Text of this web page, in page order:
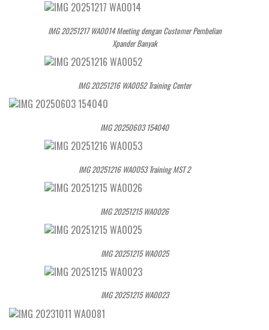
IMG 20251217 WA0014 Meeting dengan Customer Pembelian
Xpander Banyak
IMG 20251216 WA0052 Training Center
IMG 20250603 154040
IMG 20251216 WA0053 Training MST 2
IMG 20251215 WA0026
IMG 20251215 WA0025
IMG 20251215 WA0023